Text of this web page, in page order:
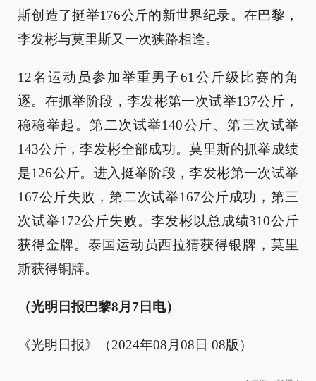
斯创造了挺举176公斤的新世界纪录。在巴黎，
李发彬与莫里斯又一次狭路相逢。
12名运动员参加举重男子61公斤级比赛的角
逐。在抓举阶段，李发彬第一次试举137公斤，
稳稳举起。第二次试举140公斤、第三次试举
143公斤，李发彬全部成功。莫里斯的抓举成绩
是126公斤。进入挺举阶段，李发彬第一次试举
167公斤失败，第二次试举167公斤成功，第三
次试举172公斤失败。李发彬以总成绩310公斤
获得金牌。泰国运动员西拉猜获得银牌，莫里
斯获得铜牌。
（光明日报巴黎8月7日电）
《光明日报》（2024年08月08日 08版）